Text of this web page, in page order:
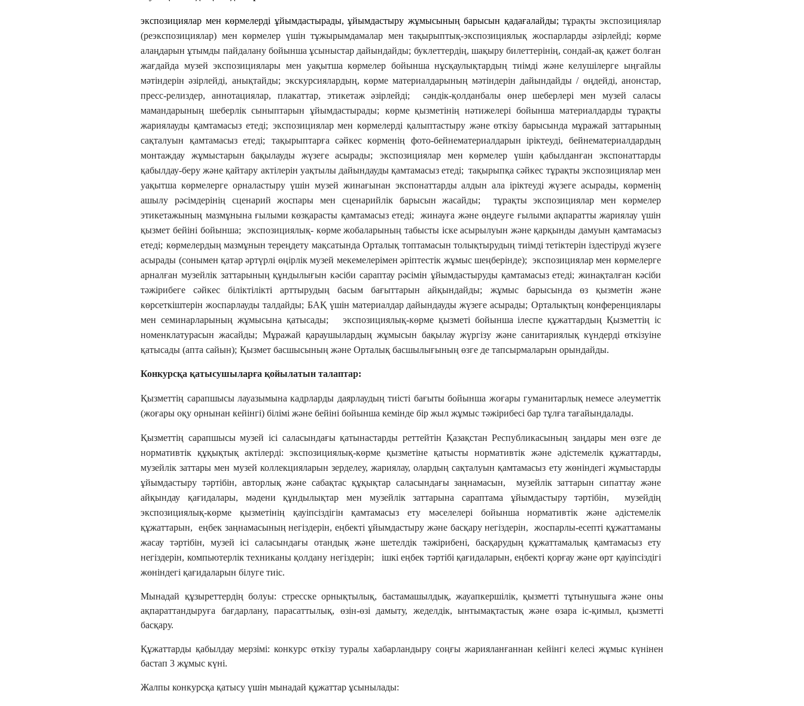
экспозициялар мен көрмелерді ұйымдастырады, ұйымдастыру жұмысының барысын қадағалайды;тұрақты экспозициялар
(реэкспозициялар) мен көрмелер үшін тұжырымдамалар мен тақырыптық-экспозициялық жоспарларды әзірлейді; көрме
алаңдарын ұтымды пайдалану бойынша ұсыныстар дайындайды; буклеттердің, шақыру билеттерінің, сондай-ақ қажет болған
жағдайда музей экспозициялары мен уақытша көрмелер бойынша нұсқаулықтардың тиімді және келушілерге ыңғайлы
мәтіндерін әзірлейді, анықтайды; экскурсиялардың, көрме материалдарының мәтіндерін дайындайды / өңдейді, анонстар,
пресс-релиздер, аннотациялар, плакаттар, этикетаж әзірлейді; сәндік-қолданбалы өнер шеберлері мен музей саласы
мамандарының шеберлік сыныптарын ұйымдастырады;
көрме қызметінің нәтижелері бойынша материалдарды тұрақты
жариялауды қамтамасыз етеді; экспозициялар мен көрмелерді қалыптастыру және өткізу барысында мұражай заттарының
сақталуын қамтамасыз етеді;
тақырыптарға сәйкес көрменің фото-бейнематериалдарын іріктеуді, бейнематериалдардың
монтаждау жұмыстарын бақылауды жүзеге асырады;
экспозициялар мен көрмелер үшін қабылданған экспонаттарды
қабылдау-беру және қайтару актілерін уақтылы дайындауды қамтамасыз етеді; тақырыпқа сәйкес тұрақты экспозициялар мен
уақытша көрмелерге орналастыру үшін музей жинағынан экспонаттарды алдын ала іріктеуді жүзеге асырады, көрменің
ашылу рәсімдерінің сценарий жоспары мен сценарийлік барысын жасайды; тұрақты экспозициялар мен көрмелер
этикетажының мазмұнына ғылыми көзқарасты қамтамасыз етеді; жинауға және өңдеуге ғылыми ақпаратты жариялау үшін
қызмет бейіні бойынша;
экспозициялық- көрме жобаларының табысты іске асырылуын және қарқынды дамуын қамтамасыз
етеді; көрмелердың мазмұнын тереңдету мақсатында Орталық топтамасын толықтырудың тиімді тетіктерін іздестіруді жүзеге
асырады (сонымен қатар әртүрлі өңірлік музей мекемелерімен әріптестік жұмыс шеңберінде); экспозициялар мен көрмелерге
арналған музейлік заттарының құндылығын кәсіби сараптау рәсімін ұйымдастыруды қамтамасыз етеді; жинақталған кәсіби
тәжірибеге сәйкес біліктілікті арттырудың басым бағыттарын айқындайды;
жұмыс барысында өз қызметін және
көрсеткіштерін жоспарлауды талдайды; БАҚ үшін материалдар дайындауды жүзеге асырады; Орталықтың конференциялары
мен семинарларының жұмысына қатысады;
экспозициялық-көрме қызметі бойынша ілеспе құжаттардың Қызметтің іс
номенклатурасын жасайды; Мұражай қараушылардың жұмысын бақылау жүргізу және санитариялық күндерді өткізуіне
қатысады (апта сайын); Қызмет басшысының және Орталық басшылығының өзге де тапсырмаларын орындайды.
Конкурсқа қатысушыларға қойылатын талаптар:
Қызметтің сарапшысы лауазымына кадрларды даярлаудың тиісті бағыты бойынша жоғары гуманитарлық немесе әлеуметтік
(жоғары оқу орнынан кейінгі) білімі және бейіні бойынша кемінде бір жыл жұмыс тәжірибесі бар тұлға тағайындалады.
Қызметтің сарапшысы музей ісі саласындағы қатынастарды реттейтін Қазақстан Республикасының заңдары мен өзге де
нормативтік құқықтық актілерді: экспозициялық-көрме қызметіне қатысты нормативтік және әдістемелік құжаттарды,
музейлік заттары мен музей коллекцияларын зерделеу, жариялау, олардың сақталуын қамтамасыз ету жөніндегі жұмыстарды
ұйымдастыру тәртібін, авторлық және сабақтас құқықтар саласындағы заңнамасын, музейлік заттарын сипаттау және
айқындау қағидалары, мәдени құндылықтар мен музейлік заттарына сараптама ұйымдастыру тәртібін, музейдің
экспозициялық-көрме қызметінің қауіпсіздігін қамтамасыз ету мәселелері бойынша нормативтік және әдістемелік
құжаттарын, еңбек заңнамасының негіздерін, еңбекті ұйымдастыру және басқару негіздерін, жоспарлы-есепті құжаттаманы
жасау тәртібін, музей ісі саласындағы отандық және шетелдік тәжірибені, басқарудың құжаттамалық қамтамасыз ету
негіздерін, компьютерлік техниканы қолдану негіздерін; ішкі еңбек тәртібі қағидаларын, еңбекті қорғау және өрт қауіпсіздігі
жөніндегі қағидаларын білуге тиіс.
Мынадай құзыреттердің болуы: стресске орнықтылық, бастамашылдық, жауапкершілік, қызметті тұтынушыға және оны
ақпараттандыруға бағдарлану, парасаттылық, өзін-өзі дамыту, жеделдік, ынтымақтастық және өзара іс-қимыл, қызметті
басқару.
Құжаттарды қабылдау мерзімі: конкурс өткізу туралы хабарландыру соңғы жарияланғаннан кейінгі келесі жұмыс күнінен
бастап 3 жұмыс күні.
Жалпы конкурсқа қатысу үшін мынадай құжаттар ұсынылады: